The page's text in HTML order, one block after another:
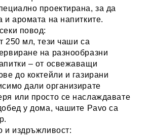
проектирана, за да
и аромата на напитките.
повод:
250 мл, тези чаши са
на разнообразни
– от освежаващи
до коктейли и газирани
дали организирате
или просто се наслаждавате
у дома, чашите Pavo са
и издръжливост: